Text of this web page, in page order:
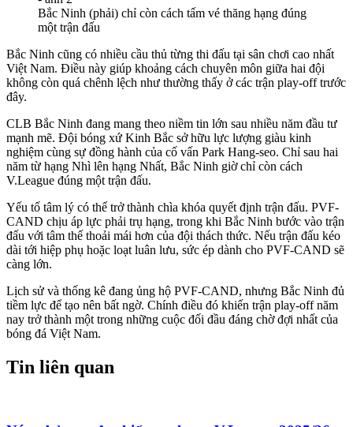
Bắc Ninh (phải) chỉ còn cách tấm vé thăng hạng đúng
một trận đấu
Bắc Ninh cũng có nhiều cầu thủ từng thi đấu tại sân chơi cao nhất
Việt Nam. Điều này giúp khoảng cách chuyên môn giữa hai đội
không còn quá chênh lệch như thường thấy ở các trận play-off trước
đây.
CLB Bắc Ninh đang mang theo niềm tin lớn sau nhiều năm đầu tư
mạnh mẽ. Đội bóng xứ Kinh Bắc sở hữu lực lượng giàu kinh
nghiệm cùng sự đồng hành của cố vấn Park Hang-seo. Chỉ sau hai
năm từ hạng Nhì lên hạng Nhất, Bắc Ninh giờ chỉ còn cách
V.League đúng một trận đấu.
Yếu tố tâm lý có thể trở thành chìa khóa quyết định trận đấu. PVF-
CAND chịu áp lực phải trụ hạng, trong khi Bắc Ninh bước vào trận
đấu với tâm thế thoải mái hơn của đội thách thức. Nếu trận đấu kéo
dài tới hiệp phụ hoặc loạt luân lưu, sức ép dành cho PVF-CAND sẽ
càng lớn.
Lịch sử và thống kê đang ủng hộ PVF-CAND, nhưng Bắc Ninh đủ
tiềm lực để tạo nên bất ngờ. Chính điều đó khiến trận play-off năm
nay trở thành một trong những cuộc đối đầu đáng chờ đợi nhất của
bóng đá Việt Nam.
Tin liên quan